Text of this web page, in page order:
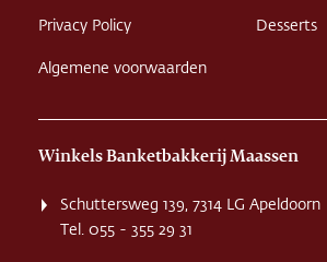
Privacy Policy
Algemene voorwaarden
Desserts
Winkels Banketbakkerij Maassen
Schuttersweg 139, 7314 LG Apeldoorn
Tel. 055 - 355 29 31